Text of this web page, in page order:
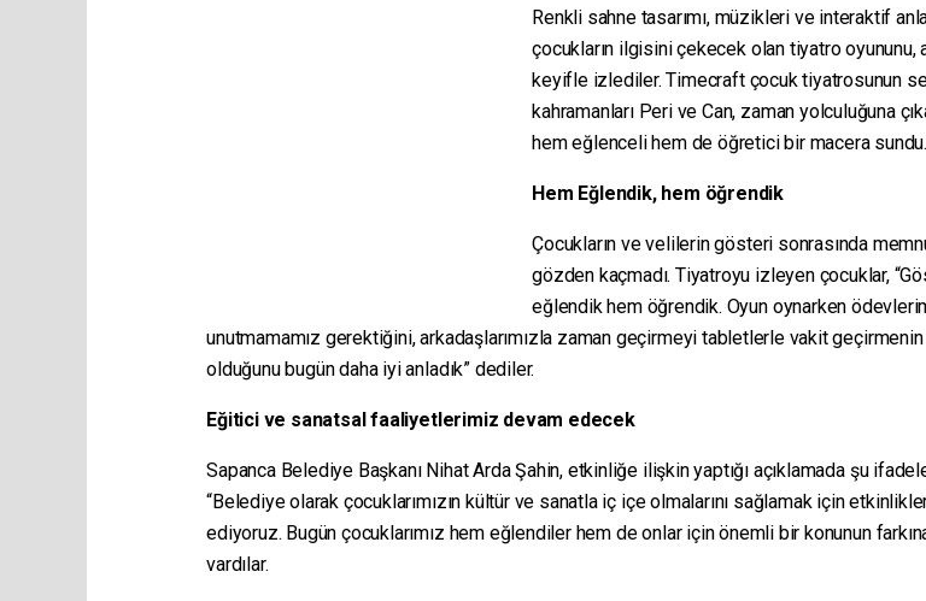
Renkli sahne tasarımı, müzikleri ve interaktif
çocukların ilgisini çekecek olan tiyatro oyununu,
keyifle izlediler. Timecraft çocuk tiyatrosunun
kahramanları Peri ve Can, zaman yolculuğuna
hem eğlenceli hem de öğretici bir macera sundu.
Hem Eğlendik, hem öğrendik
Çocukların ve velilerin gösteri sonrasında
gözden kaçmadı. Tiyatroyu izleyen çocuklar,
eğlendik hem öğrendik. Oyun oynarken
unutmamamız gerektiğini, arkadaşlarımızla zaman geçirmeyi tabletlerle vakit
olduğunu bugün daha iyi anladık” dediler.
Eğitici ve sanatsal faaliyetlerimiz devam edecek
Sapanca Belediye Başkanı Nihat Arda Şahin, etkinliğe ilişkin yaptığı açıklamada şu
“Belediye olarak çocuklarımızın kültür ve sanatla iç içe olmalarını sağlamak için
ediyoruz. Bugün çocuklarımız hem eğlendiler hem de onlar için önemli bir konunun
vardılar.